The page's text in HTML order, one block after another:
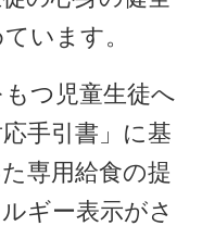
います。
つ児童生徒へ
手引書」に基
専用給食の提
ギー表示がさ